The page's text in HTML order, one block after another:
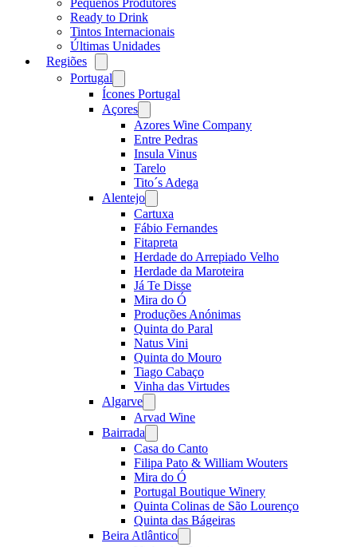
Pequenos Produtores
Ready to Drink
Tintos Internacionais
Últimas Unidades
Regiões
menu
Portugal
menu
Ícones Portugal
Açores
menu
Azores Wine Company
Entre Pedras
Insula Vinus
Tarelo
Tito´s Adega
Alentejo
menu
Cartuxa
Fábio Fernandes
Fitapreta
Herdade do Arrepiado Velho
Herdade da Maroteira
Já Te Disse
Mira do Ó
Produções Anónimas
Quinta do Paral
Natus Vini
Quinta do Mouro
Tiago Cabaço
Vinha das Virtudes
Algarve
menu
Arvad Wine
Bairrada
menu
Casa do Canto
Filipa Pato & William Wouters
Mira do Ó
Portugal Boutique Winery
Quinta Colinas de São Lourenço
Quinta das Bágeiras
Beira Atlântico